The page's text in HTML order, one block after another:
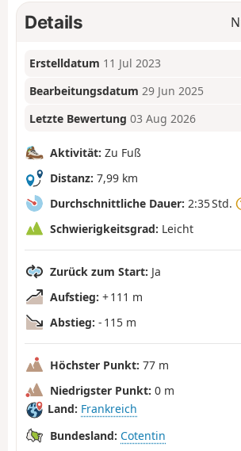
Details
Erstelldatum 11 Jul 2023
Bearbeitungsdatum 29 Jun 2025
Letzte Bewertung 03 Aug 2026
Aktivität: Zu Fuß
Distanz: 7,99 km
Durchschnittliche Dauer: 2:35 Std.
Schwierigkeitsgrad: Leicht
Zurück zum Start: Ja
Aufstieg: + 111 m
Abstieg: - 115 m
Höchster Punkt: 77 m
Niedrigster Punkt: 0 m
Land: Frankreich
Bundesland: Cotentin